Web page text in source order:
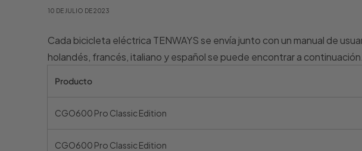
10 DE JULIO DE 2023
Cada bicicleta eléctrica TENWAYS se envía junto con un manual de
holandés, francés, italiano y español se puede encontrar a continuación.
Producto
CGO600 Pro Classic Edition
CGO600 Pro Classic Edition